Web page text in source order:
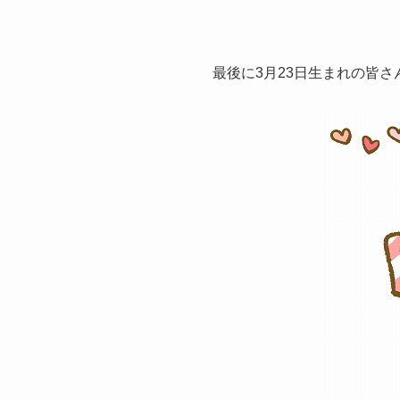
最後に3月23日生まれの皆さ